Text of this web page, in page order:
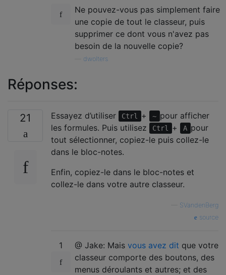
Ne pouvez-vous pas simplement faire
une copie de tout le classeur, puis
supprimer ce dont vous n'avez pas
besoin de la nouvelle copie?
dwolters
Réponses:
21 Essayez d’utiliser Ctrl + ~ pour afficher
les formules. Puis utilisez
Ctrl + A pour
tout sélectionner, copiez-le puis collez-le
dans le bloc-notes.
Enfin, copiez-le dans le bloc-notes et
collez-le dans votre autre classeur.
SVandenBerg
source
1 @ Jake: Mais vous avez dit que votre
classeur comporte des boutons, des
menus déroulants et autres; et des